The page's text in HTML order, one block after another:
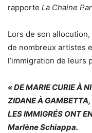
rapporte La Chaine
Lors de son
de nombreux artistes
l’immigration de leurs
« DE MARIE CURIE À
ZIDANE À
LES IMMIGRÉS ONT
Marlène Schiappa.